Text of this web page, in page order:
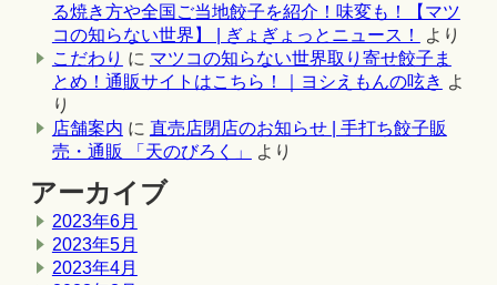
る焼き方や全国ご当地餃子を紹介！味変も！【マツ
コの知らない世界】 | ぎょぎょっとニュース！
より
こだわり に マツコの知らない世界取り寄せ餃子ま
とめ！通販サイトはこちら！｜ヨシえもんの呟き よ
り
店舗案内 に 直売店閉店のお知らせ | 手打ち餃子販
売・通販 「天のびろく」
より
アーカイブ
2023年6月
2023年5月
2023年4月